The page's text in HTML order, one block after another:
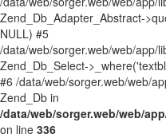
Zend_Db_Adapter_Abstract-
NULL) #5
/data/web/sorger.web/web/app/
Zend_Db_Select-
#6 /data/web/sorger.web/web/
Zend_Db in
/data/web/sorger.web/web/
on line 336